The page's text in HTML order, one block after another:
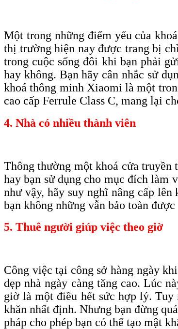
Một trong những điểm yếu của
thị trường hiện nay được trang bị
trong cuộc sống đôi khi bạn phải
hay không. Bạn hãy cân nhắc sử
khoá thông minh Xiaomi là một
cao cấp Ferrule Class C, mang lại
4. Nhà có nhiều thành viên
Thông thường một khoá cửa truyền
hay bạn sử dụng cho mục đích làm
như vậy, hãy suy nghĩ nâng cấp
bạn không những vẫn bảo toàn
5. Thuê người giúp việc theo giờ
Công việc tại công sở hàng ngày
dẹp nhà ngày càng tăng cao. Lúc
giờ là một điều hết sức hợp lý. Tuy
khăn nhất định. Nhưng bạn đừng
pháp cho phép bạn có thể tạo mật